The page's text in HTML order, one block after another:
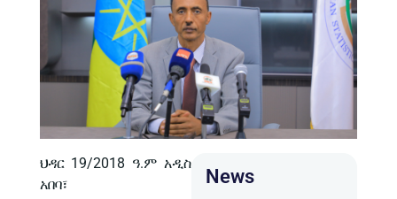
ህዳር 19/2018 ዓ.ም አዲስ
አበባ፣
News